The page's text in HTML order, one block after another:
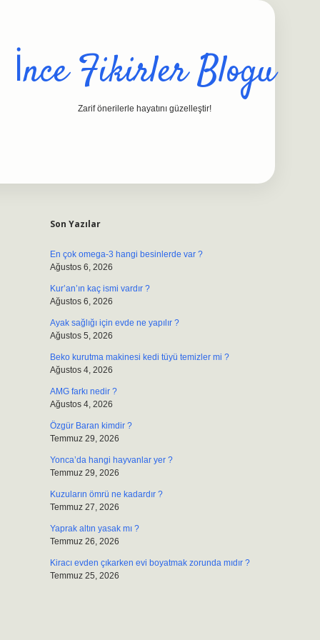
İnce Fikirler Blogu
Zarif önerilerle hayatını güzelleştir!
Son Yazılar
En çok omega-3 hangi besinlerde var ?
Ağustos 6, 2026
Kur’an’ın kaç ismi vardır ?
Ağustos 6, 2026
Ayak sağlığı için evde ne yapılır ?
Ağustos 5, 2026
Beko kurutma makinesi kedi tüyü temizler mi ?
Ağustos 4, 2026
AMG farkı nedir ?
Ağustos 4, 2026
Özgür Baran kimdir ?
Temmuz 29, 2026
Yonca’da hangi hayvanlar yer ?
Temmuz 29, 2026
Kuzuların ömrü ne kadardır ?
Temmuz 27, 2026
Yaprak altın yasak mı ?
Temmuz 26, 2026
Kiracı evden çıkarken evi boyatmak zorunda mıdır ?
Temmuz 25, 2026